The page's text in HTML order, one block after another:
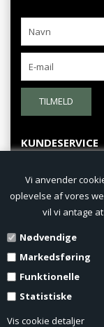
Vi anvender
oplevelse af vores
vil vi antage
Nødvendige
Markedsføring
Funktionelle
Statistiske
Vis cookie detaljer
TILMELD
KUNDESERVICE
Fortrydelsesret
Fortryd køb
Nyheder